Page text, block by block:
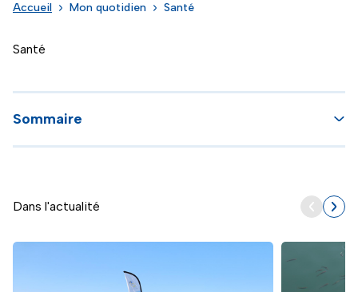
Accueil Mon quotidien Santé
Santé
Sommaire
Dans l'actualité